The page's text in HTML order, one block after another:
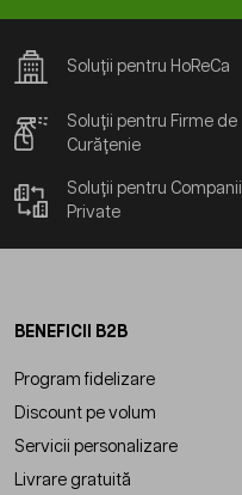
Soluții pentru HoReCa
Soluții pentru Firme de
Curățenie
Soluții pentru Companii
Private
BENEFICII B2B
Program fidelizare
Discount pe volum
Servicii personalizare
Livrare gratuită